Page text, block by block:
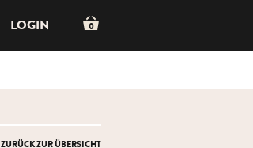
0
LOGIN
ZURÜCK ZUR ÜBERSICHT